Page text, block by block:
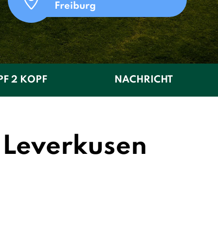
Freiburg
2 KOPF NACHRICHT